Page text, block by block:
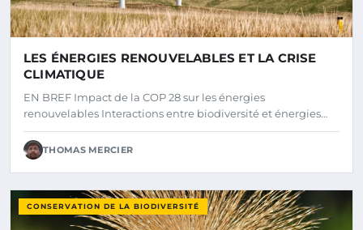
LES ÉNERGIES RENOUVELABLES ET LA CRISE
CLIMATIQUE
EN BREF Impact de la COP 28 sur les énergies
renouvelables Interactions entre biodiversité et énergies…
THOMAS MERCIER
CONSERVATION DE LA BIODIVERSITÉ